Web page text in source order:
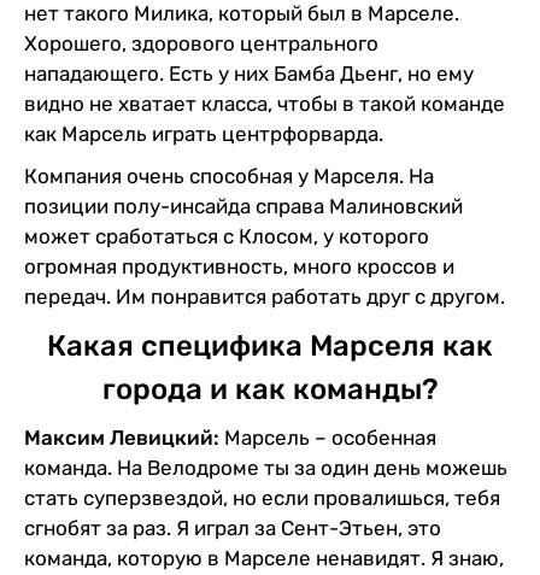
нет такого Милика, который был в Марселе.
Хорошего, здорового центрального
нападающего. Есть у них Бамба Дьенг, но ему
видно не хватает класса, чтобы в такой команде
как Марсель играть центрфорварда.
Компания очень способная у Марселя. На
позиции полу-инсайда справа Малиновский
может сработаться с Клосом, у которого
огромная продуктивность, много кроссов и
передач. Им понравится работать друг с другом.
Какая специфика Марселя как
города и как команды?
Максим Левицкий: Марсель – особенная
команда. На Велодроме ты за один день можешь
стать суперзвездой, но если провалишься, тебя
сгнобят за раз. Я играл за Сент-Этьен, это
команда, которую в Марселе ненавидят. Я знаю,